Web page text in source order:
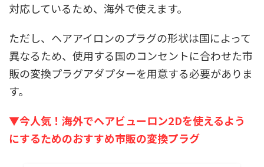
対応しているため、海外で使えます。
ただし、ヘアアイロンのプラグの形状は国によって
異なるため、使用する国のコンセントに合わせた市
販の変換プラグアダプターを用意する必要がありま
す。
▼今人気！海外でヘアビューロン2Dを使えるよう
にするためのおすすめ市販の変換プラグ